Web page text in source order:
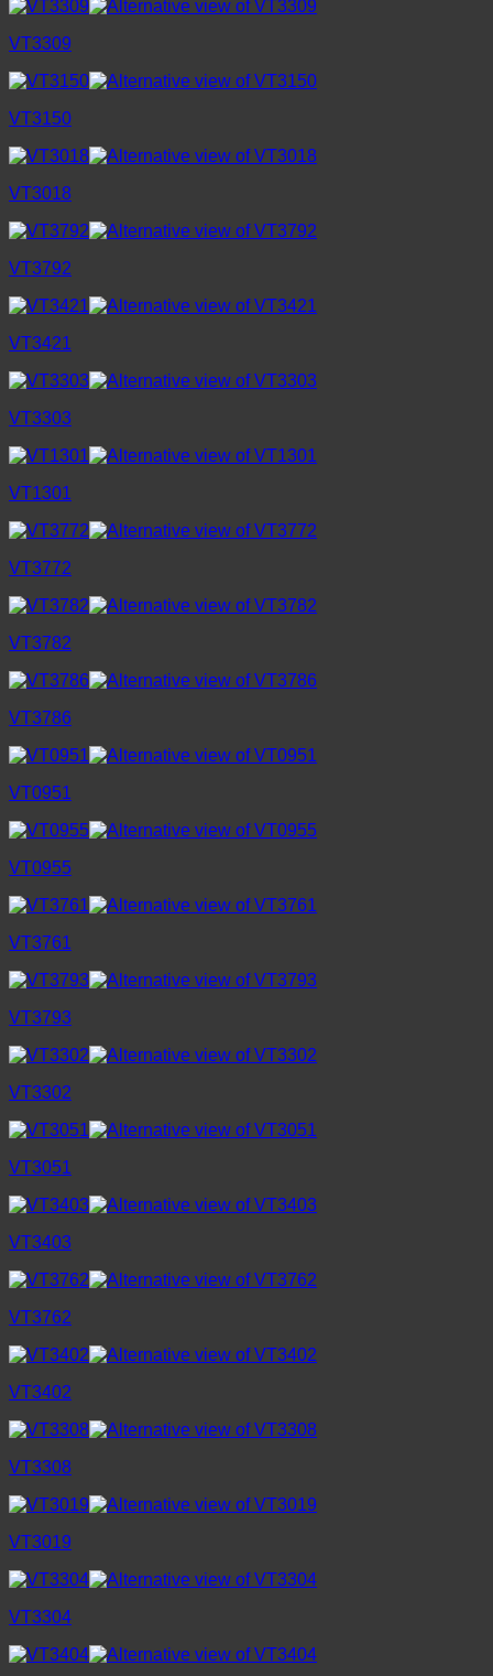
VT3309
VT3150
VT3018
VT3792
VT3421
VT3303
VT1301
VT3772
VT3782
VT3786
VT0951
VT0955
VT3761
VT3793
VT3302
VT3051
VT3403
VT3762
VT3402
VT3308
VT3019
VT3304